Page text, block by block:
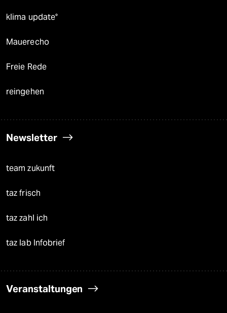
klima update°
Mauerecho
Freie Rede
reingehen
Newsletter
team zukunft
taz frisch
taz zahl ich
taz lab Infobrief
Veranstaltungen